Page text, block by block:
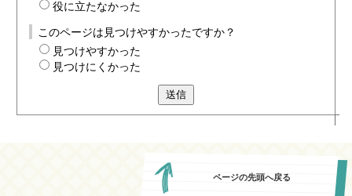
役に立たなかった
このページは見つけやすかったですか？
見つけやすかった
見つけにくかった
送信
ページの先頭へ戻る